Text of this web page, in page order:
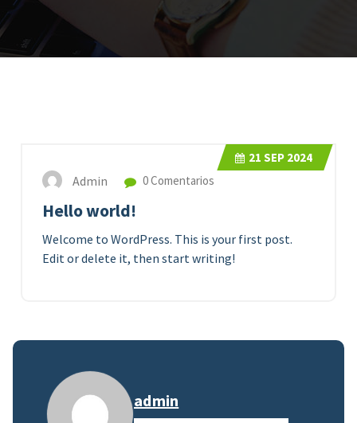
21 SEP 2024
Admin 0 Comentarios
Hello world!
Welcome to WordPress. This is your first post.
Edit or delete it, then start writing!
admin